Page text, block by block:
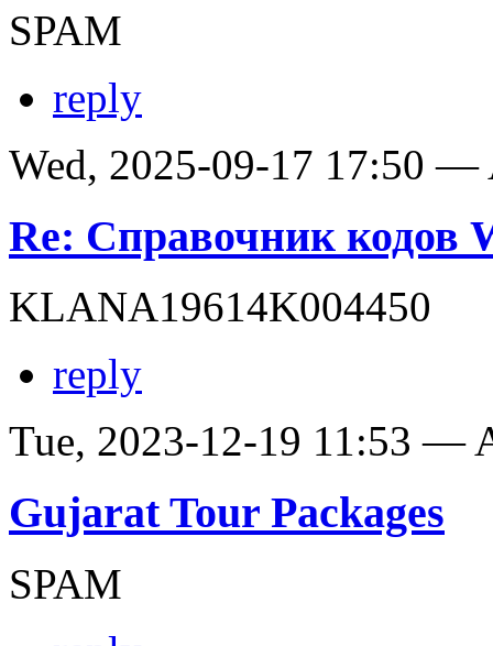
SPAM
reply
Wed, 2025-09-17 17:50 —
Re: Справочник кодов
KLANA19614K004450
reply
Tue, 2023-12-19 11:53 —
Gujarat Tour Packages
SPAM